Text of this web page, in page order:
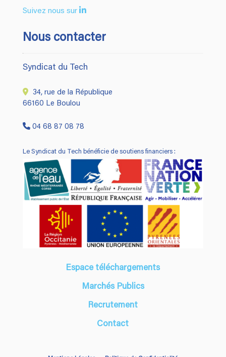
Suivez nous sur
Nous contacter
Syndicat du Tech
34, rue de la République
66160 Le Boulou
04 68 87 08 78
Le Syndicat du Tech bénéficie de soutiens financiers :
Espace téléchargements
Marchés Publics
Recrutement
Contact